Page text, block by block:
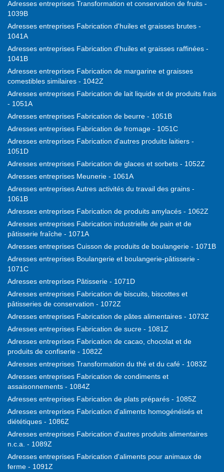
Adresses entreprises Transformation et conservation de fruits -
1039B
Adresses entreprises Fabrication d'huiles et graisses brutes -
1041A
Adresses entreprises Fabrication d'huiles et graisses raffinées -
1041B
Adresses entreprises Fabrication de margarine et graisses
comestibles similaires - 1042Z
Adresses entreprises Fabrication de lait liquide et de produits frais
- 1051A
Adresses entreprises Fabrication de beurre - 1051B
Adresses entreprises Fabrication de fromage - 1051C
Adresses entreprises Fabrication d'autres produits laitiers -
1051D
Adresses entreprises Fabrication de glaces et sorbets - 1052Z
Adresses entreprises Meunerie - 1061A
Adresses entreprises Autres activités du travail des grains -
1061B
Adresses entreprises Fabrication de produits amylacés - 1062Z
Adresses entreprises Fabrication industrielle de pain et de
pâtisserie fraîche - 1071A
Adresses entreprises Cuisson de produits de boulangerie - 1071B
Adresses entreprises Boulangerie et boulangerie-pâtisserie -
1071C
Adresses entreprises Pâtisserie - 1071D
Adresses entreprises Fabrication de biscuits, biscottes et
pâtisseries de conservation - 1072Z
Adresses entreprises Fabrication de pâtes alimentaires - 1073Z
Adresses entreprises Fabrication de sucre - 1081Z
Adresses entreprises Fabrication de cacao, chocolat et de
produits de confiserie - 1082Z
Adresses entreprises Transformation du thé et du café - 1083Z
Adresses entreprises Fabrication de condiments et
assaisonnements - 1084Z
Adresses entreprises Fabrication de plats préparés - 1085Z
Adresses entreprises Fabrication d'aliments homogénéisés et
diététiques - 1086Z
Adresses entreprises Fabrication d'autres produits alimentaires
n.c.a. - 1089Z
Adresses entreprises Fabrication d'aliments pour animaux de
ferme - 1091Z